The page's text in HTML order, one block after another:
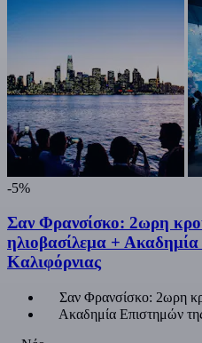
-5%
Σαν Φρανσίσκο: 2ωρη
ηλιοβασίλεμα +
Καλιφόρνιας
Σαν Φρανσίσκο: 2ωρη
Ακαδημία Επιστημών